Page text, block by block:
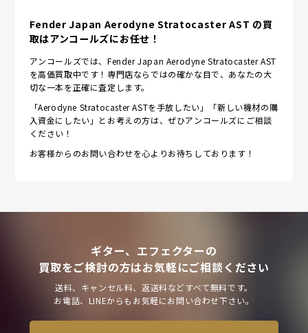
Fender Japan Aerodyne Stratocaster AST の買
取はアンコールズにお任せ！
アンコールズでは、Fender Japan Aerodyne Stratocaster AST
を高価買取中です！専門店ならではの確かな目で、あなたの大
切な一本を正確に査定します。
「Aerodyne Stratocaster ASTを手放したい」「新しい機材の購
入資金にしたい」とお考えの方は、ぜひアンコールズにご相談
ください！
お客様からのお問い合わせを心よりお待ちしております！
ギター、エフェクターの
買取をご検討の方はお気軽にご相談ください
送料、キャンセル料、返送料などすべて無料です。
お電話、LINEからもお気軽にお問い合わせ下さい。